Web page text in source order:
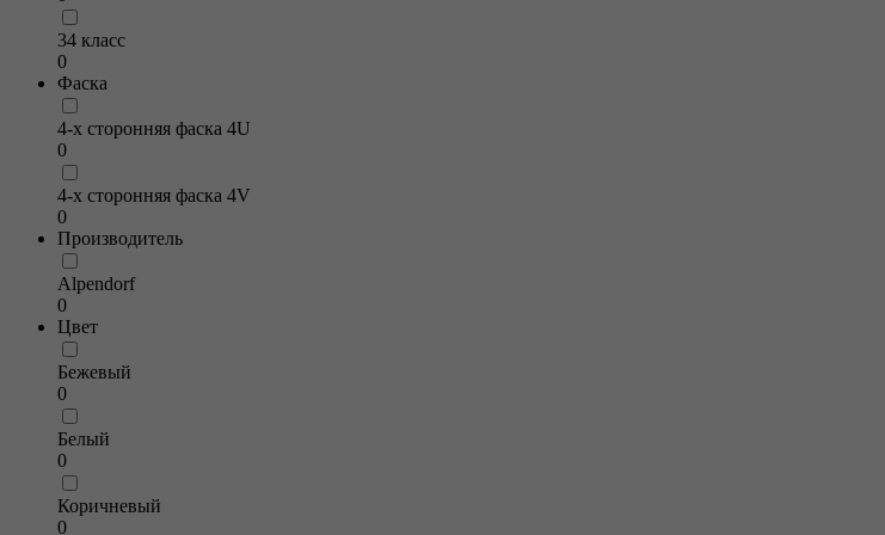
34 класс
0
Фаска
4-х сторонняя фаска 4U
0
4-х сторонняя фаска 4V
0
Производитель
Alpendorf
0
Цвет
Бежевый
0
Белый
0
Коричневый
0